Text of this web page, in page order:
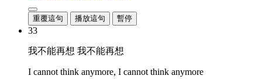
重覆這句 播放這句 暫停
33
我不能再想 我不能再想
I cannot think anymore, I cannot think anymore